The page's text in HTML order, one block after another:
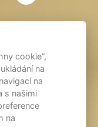
cookie“,
na
na
s našimi
na